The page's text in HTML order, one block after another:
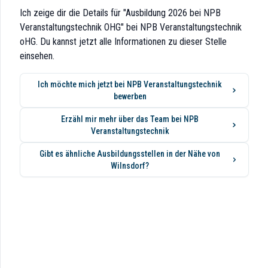
Veranstaltungen
technischen Ablaufs während der Veranstaltung.
Ich zeige dir die Details für "Ausbildung 2026 bei NPB
Veranstaltungstechnik OHG" bei NPB Veranstaltungstechnik
oHG. Du kannst jetzt alle Informationen zu dieser Stelle
einsehen.
Ich möchte mich jetzt bei NPB Veranstaltungstechnik
bewerben
Erzähl mir mehr über das Team bei NPB
Veranstaltungstechnik
Gibt es ähnliche Ausbildungsstellen in der Nähe von
Wilnsdorf?